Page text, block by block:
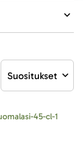
Aseta